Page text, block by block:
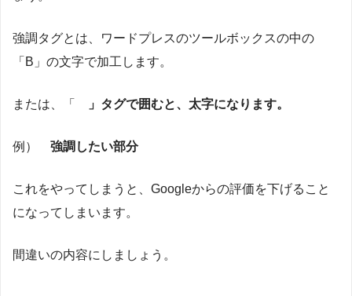
強調タグとは、ワードプレスのツールボックスの中の
「B」の文字で加工します。
または、「 」タグで囲むと、太字になります。
例） 強調したい部分
これをやってしまうと、Googleからの評価を下げること
になってしまいます。
間違いの内容にしましょう。